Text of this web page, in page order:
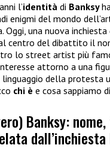
l’identità di Banksy
enigmi del mondo
Oggi, una nuova
centro del dibattito il
lo street artist più
attorno a una
della protesta
chi è e cosa sappiamo
Banksy:
dall’inchiesta